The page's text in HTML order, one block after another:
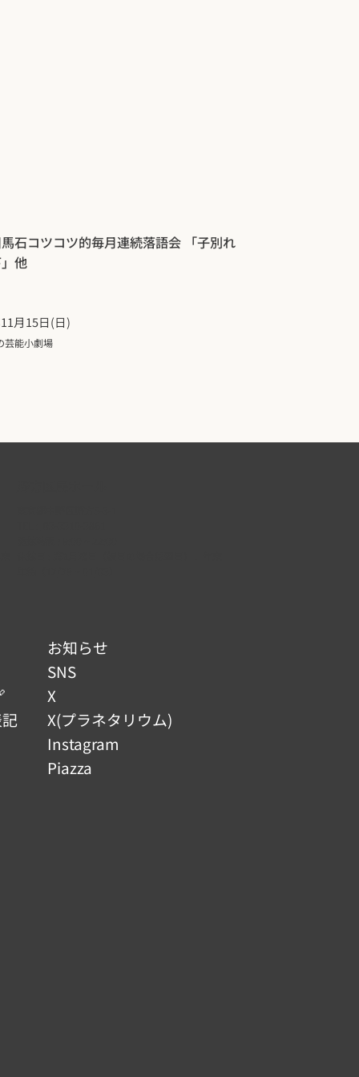
石コツコツ的毎月連続落語会 「子別れ
他
月15日(日)
芸能小劇場
お知らせ
SNS
X
X(プラネタリウム)
Instagram
Piazza